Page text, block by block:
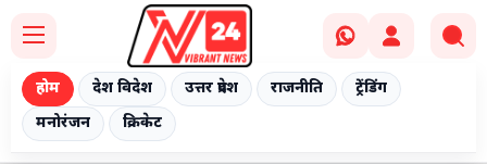
होम देश विदेश उत्तर प्रदेश राजनीति
ट्रेंडिंग
मनोरंजन
क्रिकेट